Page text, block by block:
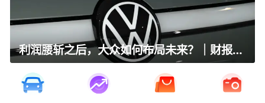
利润腰斩之后，大众如何布局未来？｜财报全视角